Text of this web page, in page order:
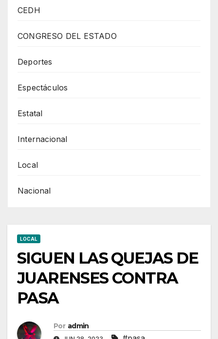
CONTRA
CEDH
CONGRESO DEL ESTADO
Deportes
Espectáculos
Estatal
Internacional
Local
Nacional
LOCAL
SIGUEN LAS QUEJAS DE
JUARENSES CONTRA
PASA
Por admin